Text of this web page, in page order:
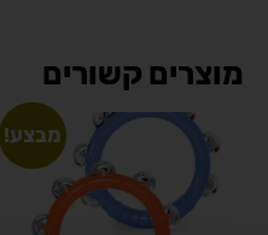
מוצרים קשורים
מבצע!